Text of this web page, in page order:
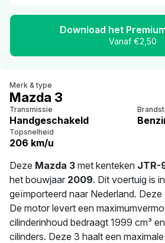
Download het
Vanaf €2,50
Merk & type
Mazda 3
Transmissie
Handgeschakeld
Topsnelheid
206 km/u
Deze Mazda 3 met kenteken JTR-
het bouwjaar 2009. Dit voertuig is
geïmporteerd naar Nederland.
De motor levert een
cilinderinhoud bedraagt 1999 cm³
cilinders. Deze 3 haalt een